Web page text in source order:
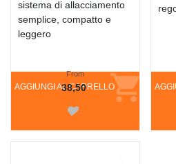
sistema di allacciamento
semplice, compatto e
leggero
AGGIUNGI AL CARRELLO
From
38,50